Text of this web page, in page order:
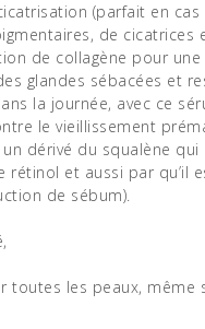
(parfait en cas
de
de collagène pour
glandes sébacées et
la journée, avec ce
le vieillissement
un dérivé du squalène
rétinol et aussi par qu’il
de sébum).
toutes les peaux, même